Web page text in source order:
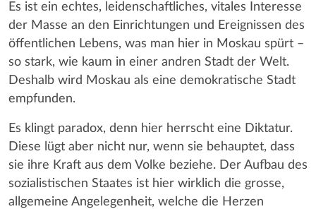
Es ist ein echtes, leidenschaftliches, vitales Interesse
der Masse an den Einrichtungen und Ereignissen des
öffentlichen Lebens, was man hier in Moskau spürt –
so stark, wie kaum in einer andren Stadt der Welt.
Deshalb wird Moskau als eine demokratische Stadt
empfunden.
Es klingt paradox, denn hier herrscht eine Diktatur.
Diese lügt aber nicht nur, wenn sie behauptet, dass
sie ihre Kraft aus dem Volke beziehe. Der Aufbau des
sozialistischen Staates ist hier wirklich die grosse,
allgemeine Angelegenheit, welche die Herzen